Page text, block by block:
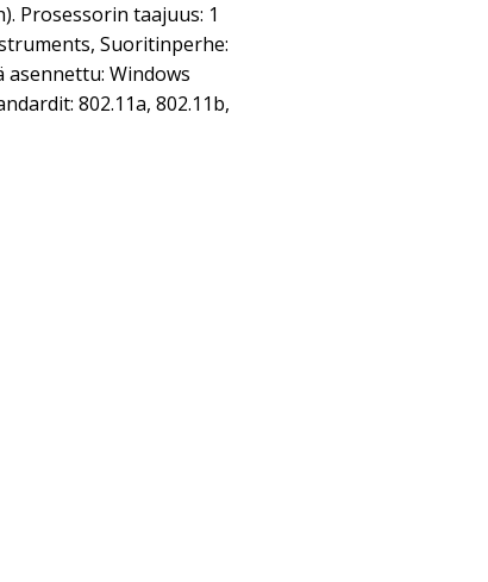
Prosessorin taajuus: 1
Suoritinperhe:
asennettu: Windows
802.11a, 802.11b,